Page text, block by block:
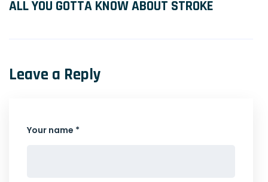
ALL YOU GOTTA KNOW ABOUT STROKE
Leave a Reply
Your name *